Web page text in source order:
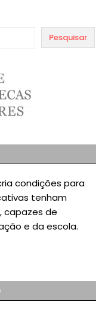
Pesquisar
condições para
tenham
capazes de
e da escola.